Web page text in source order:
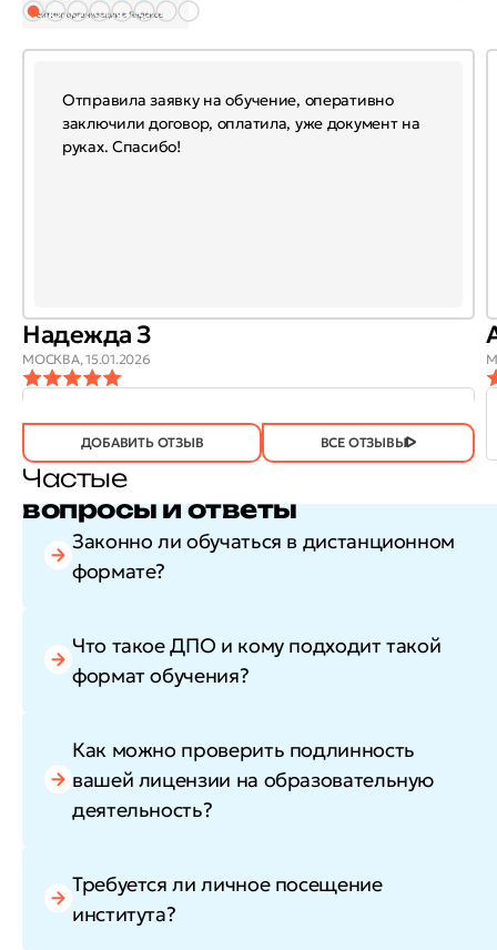
Отправила заявку на обучение, оперативно
заключили договор, оплатила, уже документ на
руках. Спасибо!
Надежда З
МОСКВА,15.01.2026
ПОЛЕЗЕН?
ДА(746) НЕТ(21)
ДОБАВИТЬ ОТЗЫВ ВСЕ ОТЗЫВЫ
Частые
вопросы и ответы
Законно ли обучаться в дистанционном
формате?
Что такое ДПО и кому подходит такой
формат обучения?
Как можно проверить подлинность
вашей лицензии на образовательную
деятельность?
Требуется ли личное посещение
института?